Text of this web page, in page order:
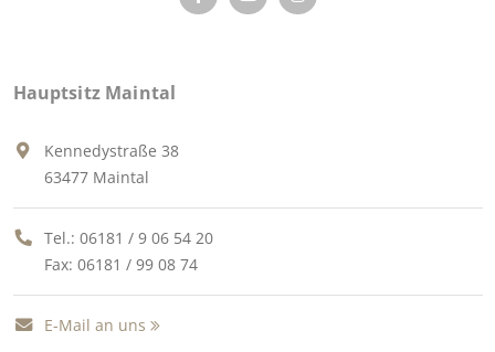
Hauptsitz Maintal
Kennedystraße 38
63477 Maintal
Tel.: 06181 / 9 06 54 20
Fax: 06181 / 99 08 74
E-Mail an uns